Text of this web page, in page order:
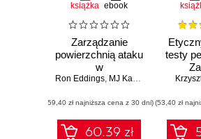
książka ebook
Zarządzanie
powierzchnią ataku
w
cyberbezpieczeństwie.
ochrony zasobów
cyfrowych
Ron Eddings, MJ Kaufmann
(59,40 zł najniższa cena z 30 dni)
60.39 zł
testy
(53,40 zł